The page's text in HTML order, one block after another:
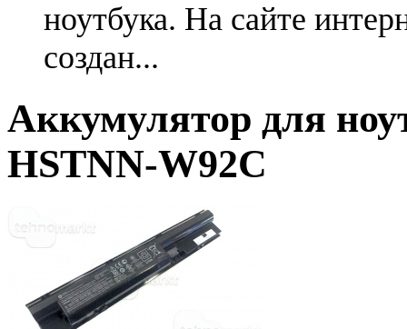
ноутбука. На сайте
создан...
Аккумулятор для
HSTNN-W92C